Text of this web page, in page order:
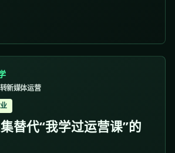
新媒体运营
替代“我学过运营课”的